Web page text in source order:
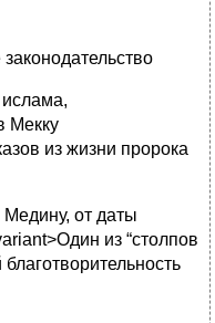
Мекку
из жизни пророка
от даты
из “столпов